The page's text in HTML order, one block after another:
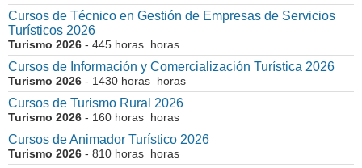
Cursos de Técnico en Gestión de Empresas de Servicios
Turísticos 2026
Turismo 2026 - 445 horas horas
Cursos de Información y Comercialización Turística 2026
Turismo 2026 - 1430 horas horas
Cursos de Turismo Rural 2026
Turismo 2026 - 160 horas horas
Cursos de Animador Turístico 2026
Turismo 2026 - 810 horas horas